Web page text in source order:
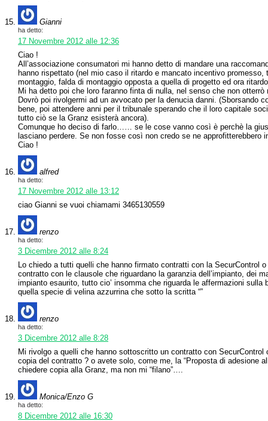
Gianni
ha detto:
17 Novembre 2012 alle 12:36
Ciao !
All’associazione consumatori mi hanno detto di mandare una
hanno rispettato (nel mio caso il ritardo e mancato incentivo promesso,
montaggio, falda di montaggio opposta a quella di progetto ed ora
Mi ha detto poi che loro faranno finta di nulla, nel senso che non
Dovrò poi rivolgermi ad un avvocato per la denucia danni. (Sborsando
bene, poi attendere anni per il tribunale sperando che il loro capitale
tutto ciò se la Granz esisterà ancora).
Comunque ho deciso di farlo…… se le cose vanno così è perchè la
lasciano perdere. Se non fosse così non credo se ne approfitterebbero
Ciao !
alfred
ha detto:
17 Novembre 2012 alle 13:12
ciao Gianni se vuoi chiamami 3465130559
renzo
ha detto:
3 Dicembre 2012 alle 8:24
Lo chiedo a tutti quelli che hanno firmato contratti con la SecurControl
contratto con le clausole che riguardano la garanzia dell’impianto, dei
impianto esaurito, tutto cio’ insomma che riguarda le affermazioni sulla
quella specie di velina azzurrina che sotto la scritta “”
renzo
ha detto:
3 Dicembre 2012 alle 8:28
Mi rivolgo a quelli che hanno sottoscritto un contratto con
copia del contratto ? o avete solo, come me, la “Proposta di adesione
chiedere copia alla Granz, ma non mi “filano”….
Monica/Enzo G
ha detto:
8 Dicembre 2012 alle 16:30